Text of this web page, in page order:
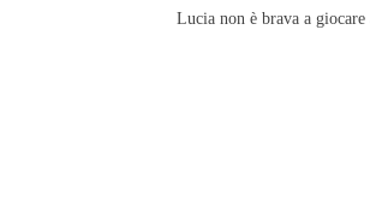
Lucia non è brava a giocare